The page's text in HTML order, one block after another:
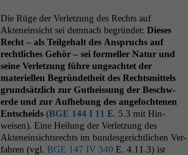
Die Rüge der Ver­let­zung des Rechts auf
Aktenein­sicht sei dem­nach begrün­det: Dieses
Recht – als Teil­ge­halt des Anspruchs auf
rechtlich­es Gehör – sei formeller Natur und
seine Ver­let­zung führe ungeachtet der
materiellen Begrün­de­theit des Rechtsmit­tels
grund­sät­zlich zur Gutheis­sung der Beschw­
erde und zur Aufhe­bung des ange­focht­e­nen
Entschei­ds(BGE 144 I 11 E. 5.3 mit Hin­
weisen). Eine Heilung der Ver­let­zung des
Aktenein­sicht­srechts im bun­des­gerichtlichen Ver­
fahren (vgl. BGE 147 IV340 E. 4.11.3) ist